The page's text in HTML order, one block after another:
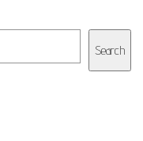
Search